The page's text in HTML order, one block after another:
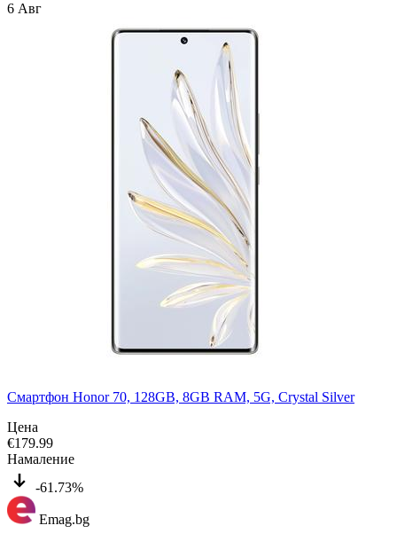
6 Авг
Смартфон Honor 70, 128GB, 8GB RAM, 5G, Crystal Silver
Цена
€179.99
Намаление
-61.73%
Emag.bg